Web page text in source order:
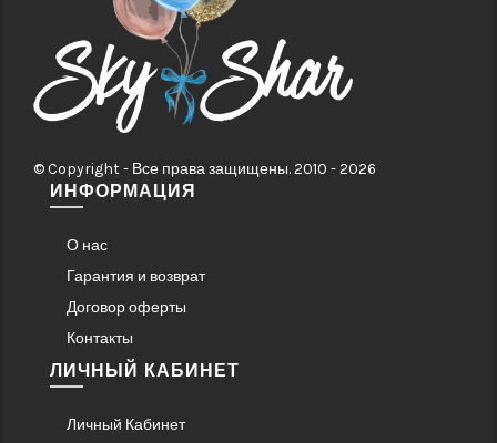
© Copyright - Все права защищены. 2010 - 2026
ИНФОРМАЦИЯ
О нас
Гарантия и возврат
Договор оферты
Контакты
ЛИЧНЫЙ КАБИНЕТ
Личный Кабинет